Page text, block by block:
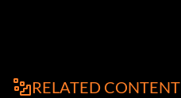
RELATED CONTENT